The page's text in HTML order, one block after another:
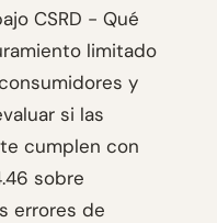
CSRD - Qué
limitado
y
si las
cumplen con
sobre
errores de